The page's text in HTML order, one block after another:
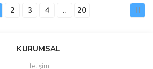
2 3 4 .. 20
KURUMSAL
İletişim